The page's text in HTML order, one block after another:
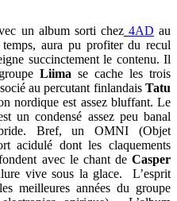
un album sorti chez 4AD au
aura pu profiter du recul
succinctement le contenu. Il
Liima se cache les trois
au percutant finlandaisTatu
nordique est assez bluffant. Le
un condensé assez peu banal
Bref, un OMNI (Objet
acidulé dont les claquements
avec le chant de Casper
vive sous la glace. L’esprit
meilleures années du groupe